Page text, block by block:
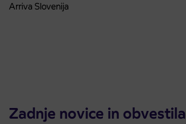
Arriva Slovenija
Zadnje novice in obvestila